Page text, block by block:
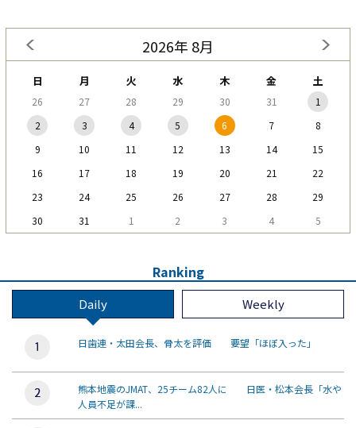
2026年 8月
日 月 火 水 木 金 土
26 27 28 29 30 31
1
2
3 4 5 6 7
8
9
10 11 12 13 14
15
16
17 18 19 20 21
22
23
24 25 26 27 28
29
30
31 1 2 3 4 5
Ranking
Daily Weekly
日歯連・太田会長、骨太を評価 要望「ほぼ入った」
熊本地震のJMAT、25チーム82人に 日医・松本会長「水や
人員不足が課...